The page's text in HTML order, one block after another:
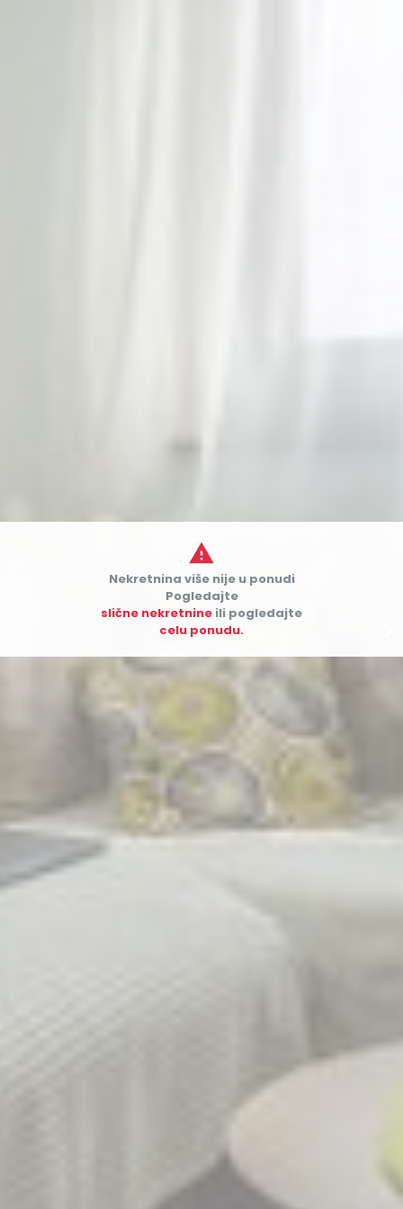

Nekretnina više nije u ponudi
Pogledajte
slične nekretnine ili pogledajte
celu ponudu.